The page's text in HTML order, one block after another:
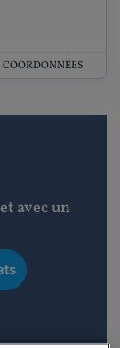
COORDONNÉES
avec un